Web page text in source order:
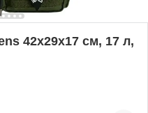
42x29x17 см, 17 л,